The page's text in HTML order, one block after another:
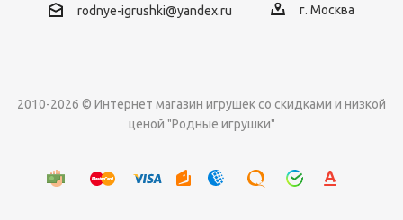
rodnye-igrushki@yandex.ru г. Москва
2010-2026 © Интернет магазин игрушек со скидками и низкой
ценой "Родные игрушки"